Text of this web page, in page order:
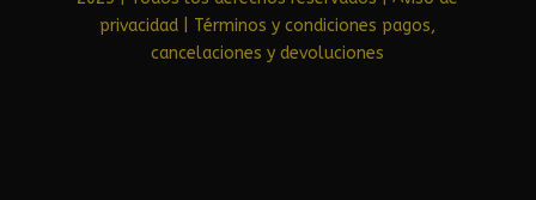
privacidad​
Términos y condiciones pagos,
cancelaciones y devoluciones